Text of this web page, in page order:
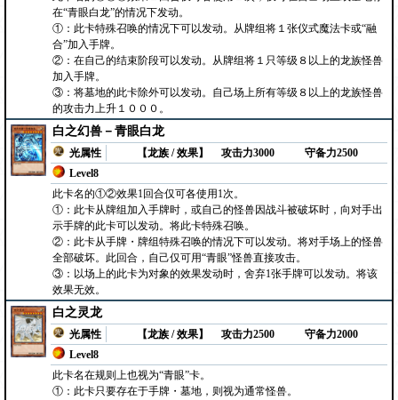
在“青眼白龙”的情况下发动。
①：此卡特殊召唤的情况下可以发动。从牌组将１张仪式魔法卡或“融
合”加入手牌。
②：在自己的结束阶段可以发动。从牌组将１只等级８以上的龙族怪兽
加入手牌。
③：将墓地的此卡除外可以发动。自己场上所有等级８以上的龙族怪兽
的攻击力上升１０００。
白之幻兽－青眼白龙
光属性
【龙族 / 效果】
Level8
攻击力3000 守备力2500
此卡名的①②效果1回合仅可各使用1次。
①：此卡从牌组加入手牌时，或自己的怪兽因战斗被破坏时，向对手出
示手牌的此卡可以发动。将此卡特殊召唤。
②：此卡从手牌・牌组特殊召唤的情况下可以发动。将对手场上的怪兽
全部破坏。此回合，自己仅可用“青眼”怪兽直接攻击。
③：以场上的此卡为对象的效果发动时，舍弃1张手牌可以发动。将该
效果无效。
白之灵龙
光属性
【龙族 / 效果】
Level8
攻击力2500 守备力2000
此卡名在规则上也视为“青眼”卡。
①：此卡只要存在于手牌・墓地，则视为通常怪兽。